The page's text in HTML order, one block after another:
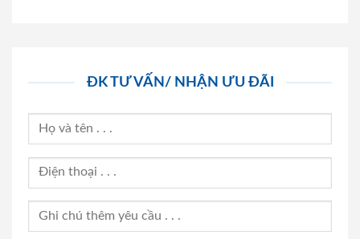
ĐK TƯ VẤN/ NHẬN ƯU ĐÃI